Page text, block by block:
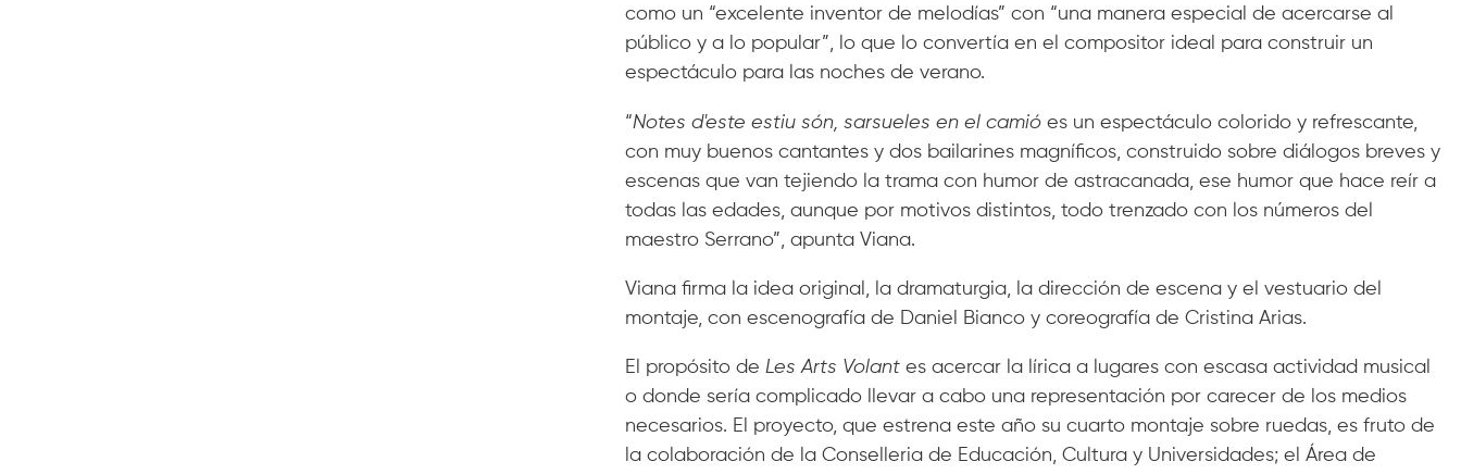
como un “excelente inventor de melodías” con “una manera especial de acercarse al
público y a lo popular”, lo que lo convertía en el compositor ideal para construir un
espectáculo para las noches de verano.
“Notes d'este estiu són, sarsueles en el camió es un espectáculo colorido y refrescante,
con muy buenos cantantes y dos bailarines magníficos, construido sobre diálogos breves y
escenas que van tejiendo la trama con humor de astracanada, ese humor que hace reír a
todas las edades, aunque por motivos distintos, todo trenzado con los números del
maestro Serrano”, apunta Viana.
Viana firma la idea original, la dramaturgia, la dirección de escena y el vestuario del
montaje, con escenografía de Daniel Bianco y coreografía de Cristina Arias.
El propósito de Les Arts Volant es acercar la lírica a lugares con escasa actividad musical
o donde sería complicado llevar a cabo una representación por carecer de los medios
necesarios. El proyecto, que estrena este año su cuarto montaje sobre ruedas, es fruto de
la colaboración de la Conselleria de Educación, Cultura y Universidades; el Área de